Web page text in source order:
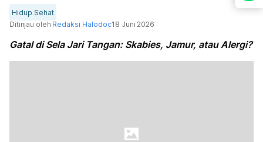
Hidup Sehat
Ditinjau oleh Redaksi Halodoc18 Juni 2026
Gatal di Sela Jari Tangan: Skabies, Jamur, atau Alergi?